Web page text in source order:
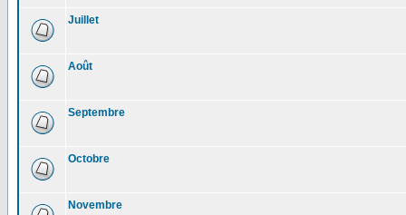
Juillet
Août
Septembre
Octobre
Novembre